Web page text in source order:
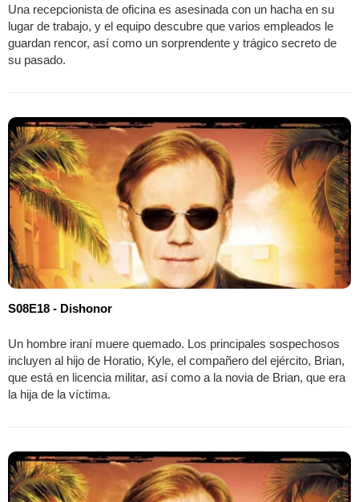
Una recepcionista de oficina es asesinada con un hacha en su
lugar de trabajo, y el equipo descubre que varios empleados le
guardan rencor, así como un sorprendente y trágico secreto de
su pasado.
S08E18 - Dishonor
Un hombre iraní muere quemado. Los principales sospechosos
incluyen al hijo de Horatio, Kyle, el compañero del ejército, Brian,
que está en licencia militar, así como a la novia de Brian, que era
la hija de la víctima.